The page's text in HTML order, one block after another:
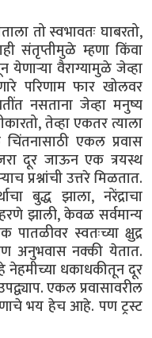
तो स्वभावतः घाबरतो,
संतृप्तीमुळे म्हणा किंवा
येणाऱ्या वैराग्यामुळे जेव्हा
परिणाम फार खोलवर
नसताना जेव्हा मनुष्य
तेव्हा एकतर त्याला
एकल प्रवास
दूर जाऊन एक त्रयस्थ
प्रश्नांची उत्तरे मिळतात.
बुद्ध झाला, नरेंद्राचा
झाली, केवळ सर्वमान्य
स्वतःच्या क्षुद्र
अनुभवास नक्की येतात.
नेहमीच्या धकाधकीतून दूर
एकल प्रवासावरील
भय हेच आहे. पण ट्रस्ट